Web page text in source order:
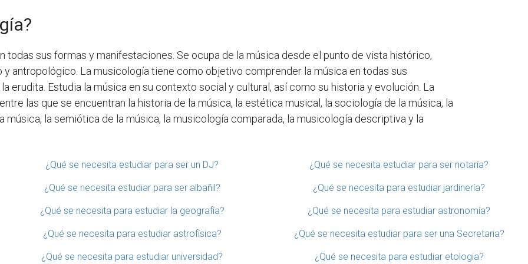
todas sus formas y manifestaciones. Se ocupa de la música desde el punto de vista histórico,
antropológico. La musicología tiene como objetivo comprender la música en todas sus
erudita. Estudia la música en su contexto social y cultural, así como su historia y evolución. La
las que se encuentran la historia de la música, la estética musical, la sociología de la música, la
música, la semiótica de la música, la musicología comparada, la musicología descriptiva y la
¿Qué se necesita estudiar para ser un DJ? ¿Qué se necesita estudiar para ser notaría?
¿Qué se necesita estudiar para ser albañil? ¿Qué se necesita para estudiar jardinería?
¿Qué se necesita para estudiar la geografía? ¿Qué se necesita para estudiar astronomía?
¿Qué se necesita para estudiar astrofísica? ¿Qué se necesita estudiar para ser una Secretaria?
¿Qué se necesita para estudiar universidad? ¿Qué se necesita para estudiar etologia?